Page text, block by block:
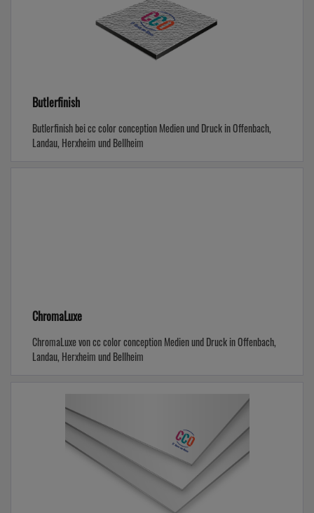
Butlerfinish
Butlerfinish bei cc color conception Medien und Druck in Offenbach,
Landau, Herxheim und Bellheim
ChromaLuxe
ChromaLuxe von cc color conception Medien und Druck in Offenbach,
Landau, Herxheim und Bellheim